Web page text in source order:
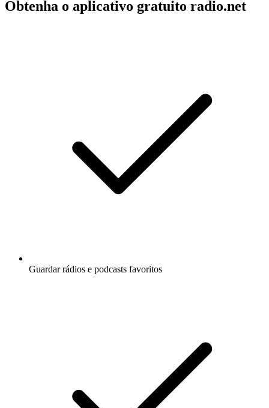
Obtenha o aplicativo gratuito radio.net
Guardar rádios e podcasts favoritos